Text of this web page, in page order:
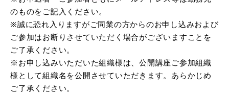
のものをご記入ください。
※誠に恐れ入りますがご同業の方からのお申し込みおよび
ご参加はお断りさせていただく場合がございますことを
ご了承ください。
※お申し込みいただいた組織様は、公開講座ご参加組織
様として組織名を公開させていただきます。あらかじめ
ご了承ください。